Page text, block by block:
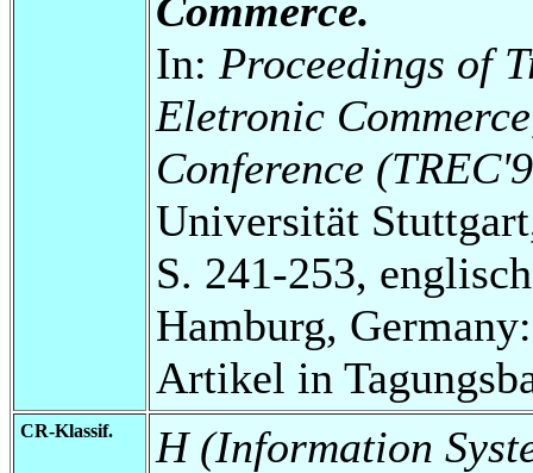
Commerce.
In: Proceedings of
Eletronic
Conference
Universität
S. 241-253,
Hamburg,
Artikel in
CR-Klassif. H (Information